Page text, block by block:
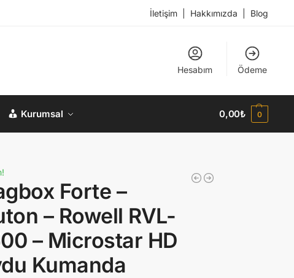
İletişim Hakkımızda Blog
Hesabım Ödeme
Kurumsal 0,00₺ 0
Forte –
– Rowell RVL-
– Microstar HD
Kumanda